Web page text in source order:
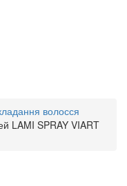
волосся
LAMI SPRAY VIART